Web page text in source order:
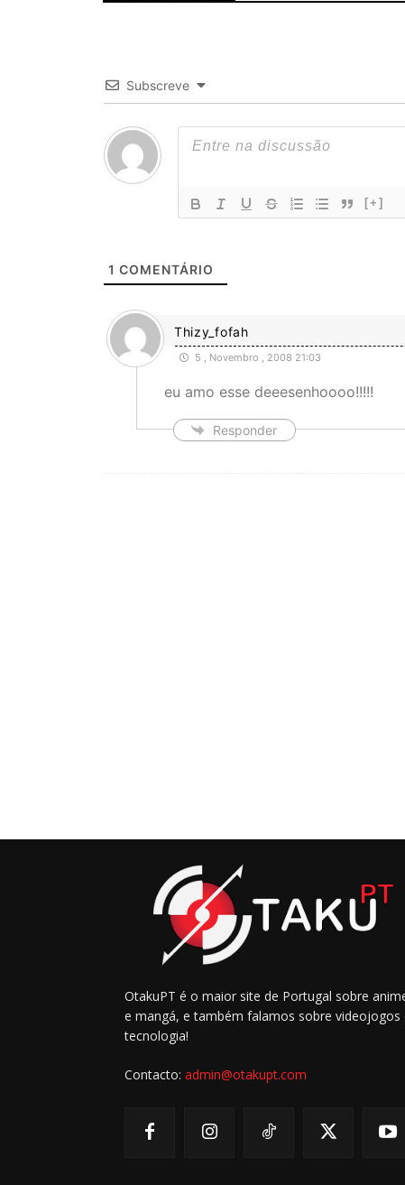
Subscreve
[+]
1 COMENTÁRIO
Thizy_fofah
5 , Novembro , 2008 21:03
eu amo esse deeesenhoooo!!!!!
Responder
OtakuPT é o maior site de Portugal sobre
e mangá, e também falamos sobre videojogos
tecnologia!
Contacto: admin@otakupt.com